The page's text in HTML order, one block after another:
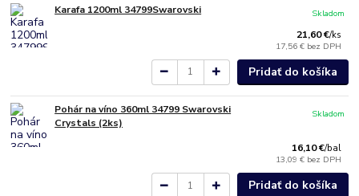
Karafa 1200ml 34799Swarovski
21,60 €/ks
17,56 € bez DPH
Skladom
Pridať do košíka
Pohár na víno 360ml 34799 Swarovski
Crystals (2ks)
16,10 €/bal
13,09 € bez DPH
Skladom
Pridať do košíka